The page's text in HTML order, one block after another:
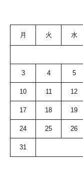
月 火 水
3 4 5
10 11 12
17 18 19
24 25 26
31